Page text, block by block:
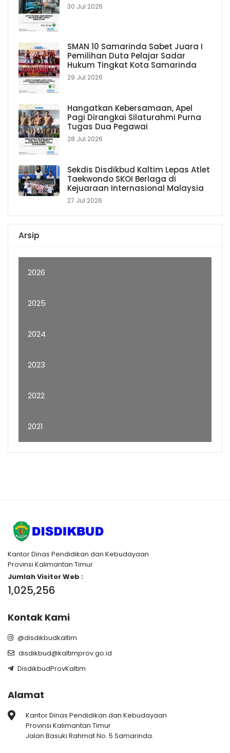
30 Jul 2026
SMAN 10 Samarinda Sabet Juara I
Pemilihan Duta Pelajar Sadar
Hukum Tingkat Kota Samarinda
29 Jul 2026
Hangatkan Kebersamaan, Apel
Pagi Dirangkai Silaturahmi Purna
Tugas Dua Pegawai
28 Jul 2026
Sekdis Disdikbud Kaltim Lepas Atlet
Taekwondo SKOI Berlaga di
Kejuaraan Internasional Malaysia
27 Jul 2026
Arsip
2026
2025
2024
2023
2022
2021
Kantor Dinas Pendidikan dan Kebudayaan
Provinsi Kalimantan Timur
Jumlah Visitor Web :
1,025,256
Kontak Kami
@disdikbudkaltim
disdikbud@kaltimprov.go.id
DisdikbudProvKaltim
Alamat
Kantor Dinas Pendidikan dan Kebudayaan
Provinsi Kalimantan Timur
Jalan Basuki Rahmat No. 5 Samarinda.